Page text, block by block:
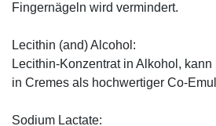
Fingernägeln wird vermindert.
Lecithin (and) Alcohol:
Lecithin-Konzentrat in Alkohol,
in Cremes als hochwertiger Co-
Sodium Lactate: